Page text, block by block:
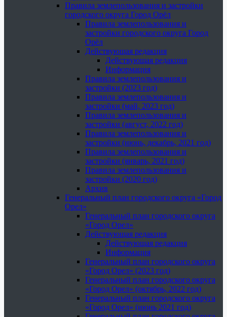
Правила землепользования и застройки
городского округа Город Орёл
Правила землепользования и
застройки городского округа Город
Орёл
Действующая редакция
Действующая редакция
Информация
Правила землепользования и
застройки (2023 год)
Правила землепользования и
застройки (май, 2023 год)
Правила землепользования и
застройки (август, 2022 год)
Правила землепользования и
застройки (июнь, декабрь, 2021 год)
Правила землепользования и
застройки (январь, 2021 год)
Правила землепользования и
застройки (2020 год)
Архив
Генеральный план городского округа «Город
Орел»
Генеральный план городского округа
«Город Орел»
Действующая редакция
Действующая редакция
Информация
Генеральный план городского округа
«Город Орел» (2023 год)
Генеральный план городского округа
«Город Орел» (октябрь, 2022 год)
Генеральный план городского округа
«Город Орел» (июнь 2021 год)